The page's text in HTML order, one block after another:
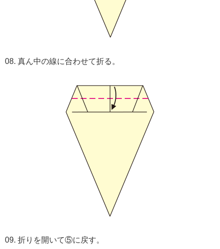
08. 真ん中の線に合わせて折る。
09. 折りを開いて⑤に戻す。